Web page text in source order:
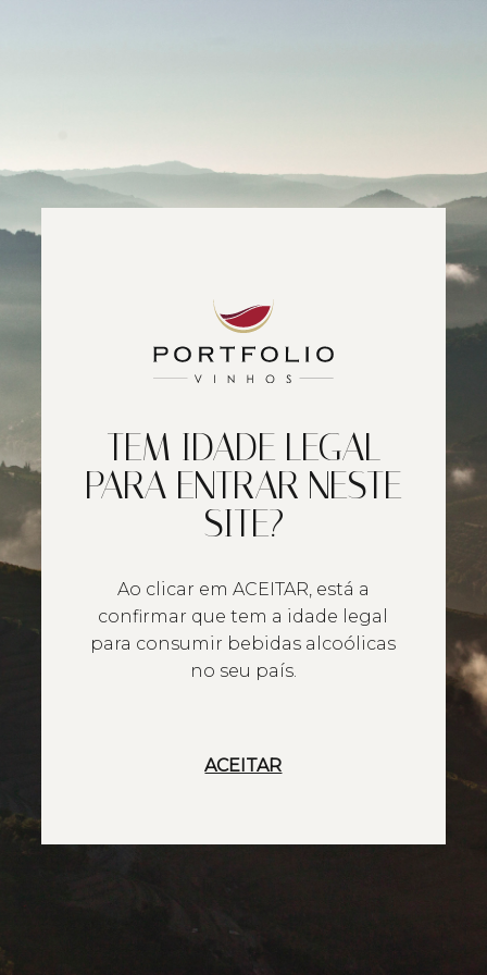
TEM IDADE LEGAL
PARA ENTRAR NESTE
SITE?
Ao clicar em ACEITAR, está a
confirmar que tem a idade legal
para consumir bebidas alcoólicas
no seu país.
ACEITAR